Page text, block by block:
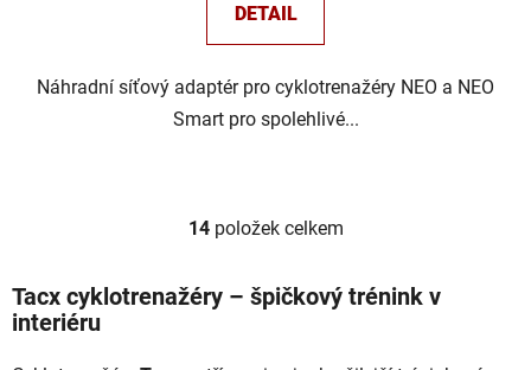
DETAIL
Náhradní síťový adaptér pro cyklotrenažéry NEO a NEO
Smart pro spolehlivé...
O
l
á
14položek celkem
Tacx cyklotrenažéry – špičkový trénink v
interiéru